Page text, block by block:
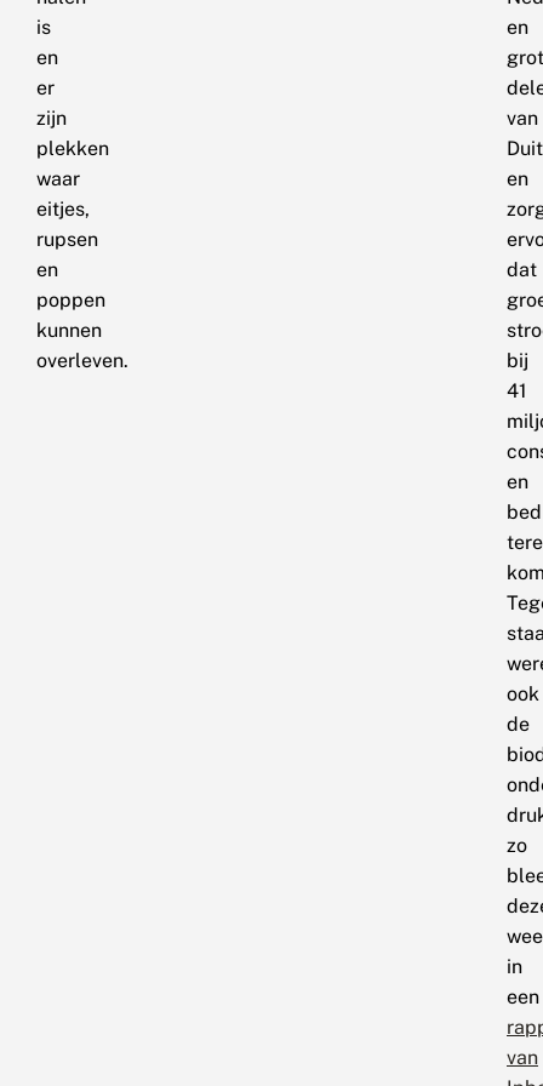
is
en
er
zijn
plekken
waar
eitjes,
rupsen
en
poppen
kunnen
overleven.
en
van
en
dat
bij
41
en
ook
de
zo
in
een
van